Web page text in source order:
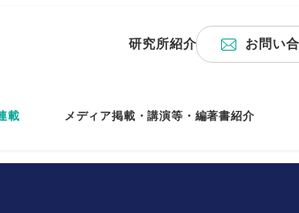
研究所紹介 お問い
載 メディア掲載・講演等・編著書紹介